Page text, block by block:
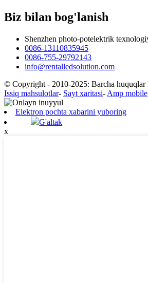
Biz bilan bog'lanish
Shenzhen photo-potelektrik
0086-13110835945
0086-755-29792143
info@rentalledsolution.com
© Copyright - 2010-2025: Barcha huquqlar
Issiq mahsulotlar- Sayt xaritasi- Amp mobile
Elektron pochta xabarini yuboring
G'altak
x